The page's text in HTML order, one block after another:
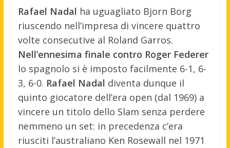
Rafael Nadal ha uguagliato Bjorn Borg
riuscendo nell’impresa di vincere quattro
volte consecutive al Roland Garros.
Nell’ennesima finale contro Roger Federer
lo spagnolo si è imposto facilmente 6-1, 6-
3, 6-0. Rafael Nadal diventa dunque il
quinto giocatore dell’era open (dal 1969) a
vincere un titolo dello Slam senza perdere
nemmeno un set: in precedenza c’era
riusciti l’australiano Ken Rosewall nel 1971